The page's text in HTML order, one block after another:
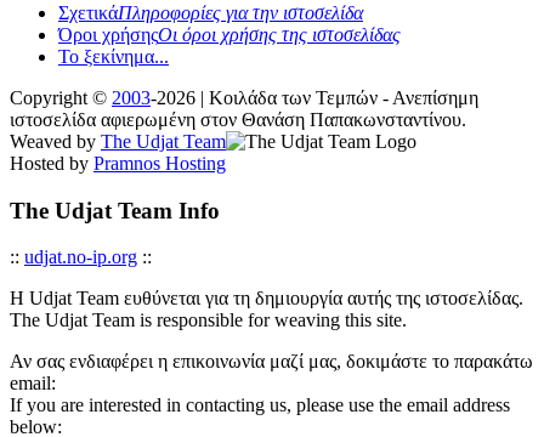
ΣχετικάΠληροφορίες για την ιστοσελίδα
Όροι χρήσηςΟι όροι χρήσης της ιστοσελίδας
Το ξεκίνημα...
Copyright © 2003-2026 | Κοιλάδα των Τεμπών - Ανεπίσημη
ιστοσελίδα αφιερωμένη στον Θανάση Παπακωνσταντίνου.
Weaved by The Udjat Team
Hosted by Pramnos Hosting
The Udjat Team Info
:: udjat.no-ip.org ::
Η Udjat Team ευθύνεται για τη δημιουργία αυτής της ιστοσελίδας.
The Udjat Team is responsible for weaving this site.
Αν σας ενδιαφέρει η επικοινωνία μαζί μας, δοκιμάστε το παρακάτω
email:
If you are interested in contacting us, please use the email address
below: